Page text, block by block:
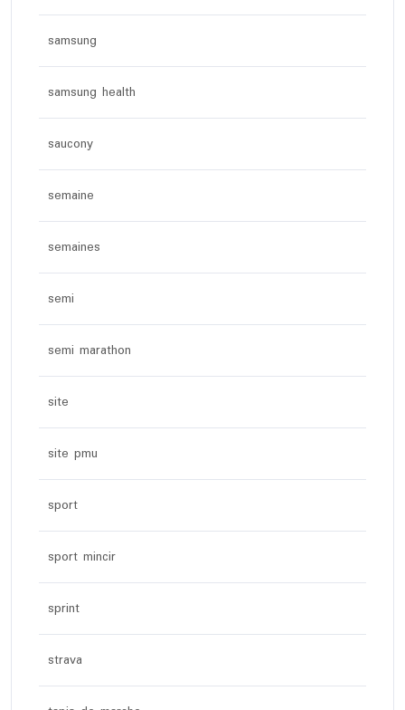
samsung
samsung health
saucony
semaine
semaines
semi
semi marathon
site
site pmu
sport
sport mincir
sprint
strava